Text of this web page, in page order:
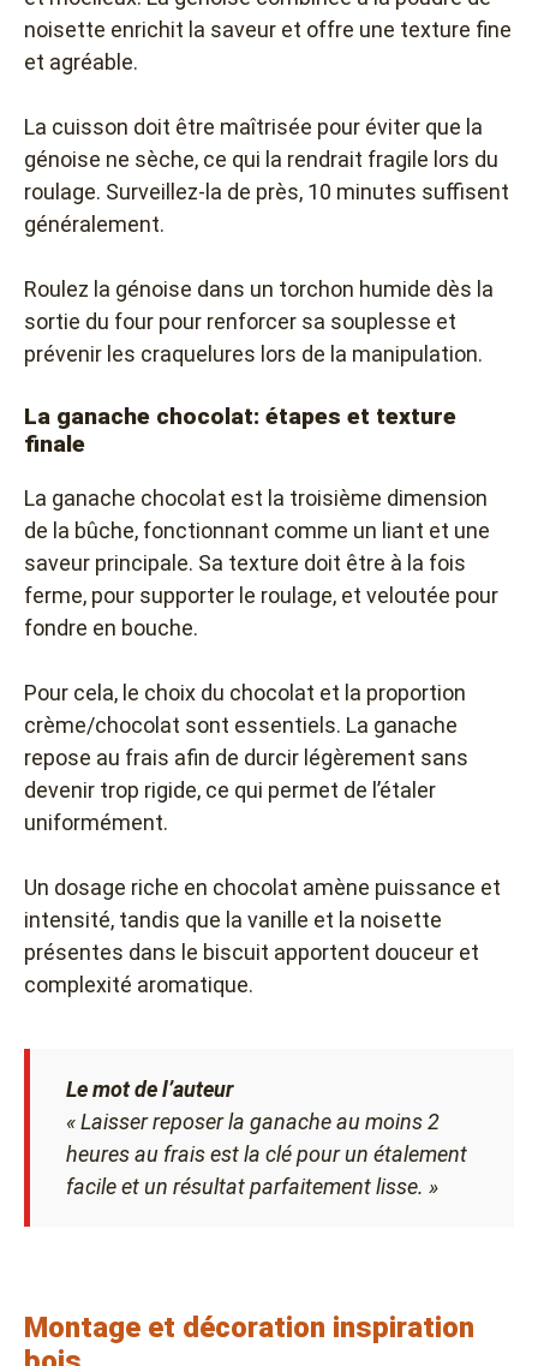
noisette enrichit la saveur et offre une texture fine
et agréable.
La cuisson doit être maîtrisée pour éviter que la
génoise ne sèche, ce qui la rendrait fragile lors du
roulage. Surveillez-la de près, 10 minutes suffisent
généralement.
Roulez la génoise dans un torchon humide dès la
sortie du four pour renforcer sa souplesse et
prévenir les craquelures lors de la manipulation.
La ganache chocolat: étapes et texture
finale
La ganache chocolat est la troisième dimension
de la bûche, fonctionnant comme un liant et une
saveur principale. Sa texture doit être à la fois
ferme, pour supporter le roulage, et veloutée pour
fondre en bouche.
Pour cela, le choix du chocolat et la proportion
crème/chocolat sont essentiels. La ganache
repose au frais afin de durcir légèrement sans
devenir trop rigide, ce qui permet de l’étaler
uniformément.
Un dosage riche en chocolat amène puissance et
intensité, tandis que la vanille et la noisette
présentes dans le biscuit apportent douceur et
complexité aromatique.
Le mot de l’auteur
« Laisser reposer la ganache au moins 2
heures au frais est la clé pour un étalement
facile et un résultat parfaitement lisse. »
Montage et décoration inspiration